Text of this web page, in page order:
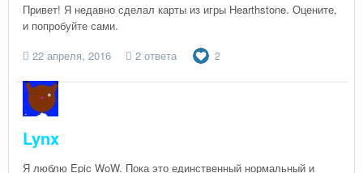
Привет! Я недавно сделал карты из игры Hearthstone. Оцените,
и попробуйте сами.
22 апреля, 2016
2 ответа 2
Lynx
Я люблю Epic WoW. Пока это единственный нормальный и